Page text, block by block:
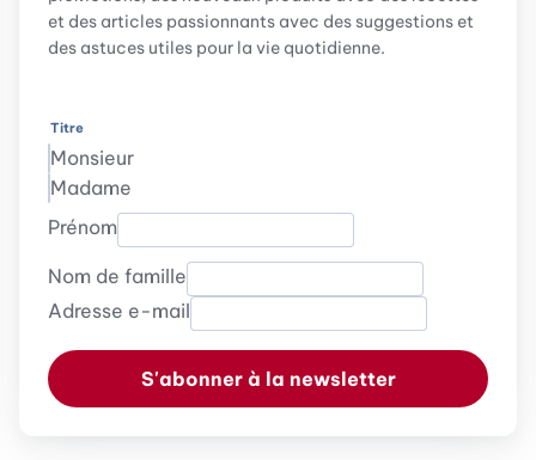
et des articles passionnants avec des suggestions et
des astuces utiles pour la vie quotidienne.
Titre
Monsieur
Madame
Prénom
Nom de famille
Adresse e-mail
S'abonner à la newsletter